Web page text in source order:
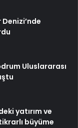
Uluslararası
yatırım ve
büyüme